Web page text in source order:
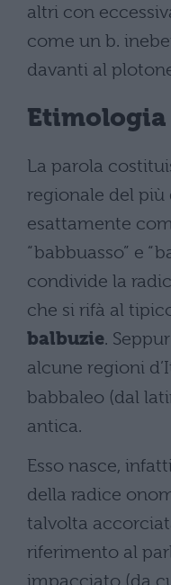
altri con
come un b.
davanti al
La parola
regionale del più
esattamente
“babbuasso” e
condivide la
che si rifà al
balbuzie.
alcune regioni
babbaleo (dal
antica.
Esso nasce,
della radice
talvolta
riferimento al
impacciato (da